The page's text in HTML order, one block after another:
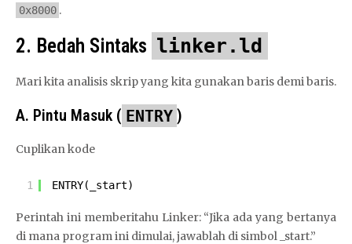
0x8000 .
2. Bedah Sintaks linker.ld
Mari kita analisis skrip yang kita gunakan baris demi baris.
A. Pintu Masuk ( ENTRY )
Cuplikan kode
1 ENTRY(_start)
Perintah ini memberitahu Linker: “Jika ada yang bertanya
di mana program ini dimulai, jawablah di simbol _start.”